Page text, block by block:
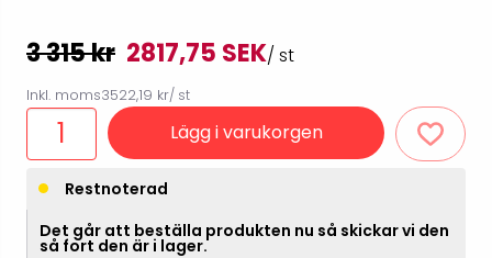
3 315 kr 2817,75 SEK/ st
Inkl. moms3522,19 kr/ st
Lägg i varukorgen
Restnoterad
Det går att beställa produkten nu så skickar vi den
så fort den är i lager.